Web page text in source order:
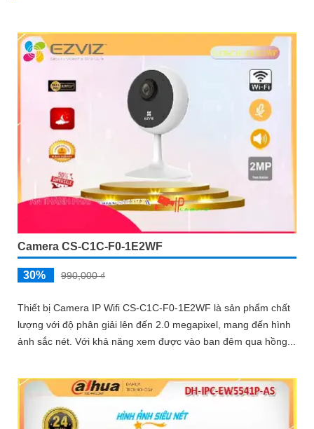
Camera CS-C1C-F0-1E2WF
30% 990,000 ₫
Thiết bị Camera IP Wifi CS-C1C-F0-1E2WF là sản phẩm chất
lượng với độ phân giải lên đến 2.0 megapixel, mang đến hình
ảnh sắc nét. Với khả năng xem được vào ban đêm qua hồng...